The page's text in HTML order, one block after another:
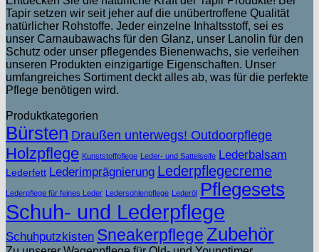
Tapir setzen wir seit jeher auf die unübertroffene Qualität
natürlicher Rohstoffe. Jeder einzelne Inhaltsstoff, sei es
unser Carnaubawachs für den Glanz, unser Lanolin für den
Schutz oder unser pflegendes Bienenwachs, sie verleihen
unseren Produkten einzigartige Eigenschaften. Unser
umfangreiches Sortiment deckt alles ab, was für die perfekte
Pflege benötigen wird.
Produktkategorien
Bürsten Draußen unterwegs! Outdoorpflege
Holzpflege Kunststoffpflege Leder- und Sattelseife Lederbalsam
Lederfett Lederimprägnierung Lederpflegecreme
Lederpflege für feines Leder Ledersohlenpflege Lederöl Pflegesets
Schuh- und Lederpflege
Schuhputzkisten Sneakerpflege Zubehör